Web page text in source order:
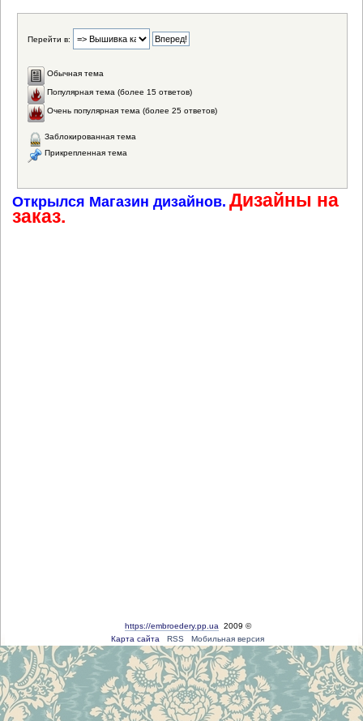
Перейти в:
Обычная тема
Популярная тема (более 15 ответов)
Очень популярная тема (более 25 ответов)
Заблокированная тема
Прикрепленная тема
Открылся Магазин дизайнов. Дизайны на
заказ.
https://embroedery.pp.ua 2009 ©
Карта сайта
RSS Мобильная версия